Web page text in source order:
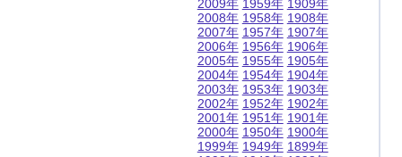
2009年
2008年
2007年
2006年
2005年
2004年
2003年
2002年
2001年
2000年
1999年
1959年
1958年
1957年
1956年
1955年
1954年
1953年
1952年
1951年
1950年
1949年
1909年
1908年
1907年
1906年
1905年
1904年
1903年
1902年
1901年
1900年
1899年